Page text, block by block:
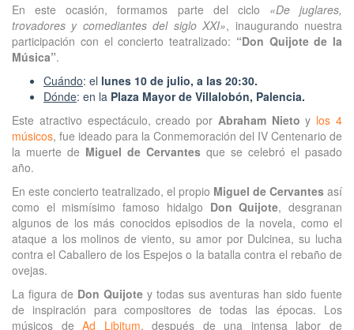
En este ocasión, formamos parte del ciclo «De juglares,
trovadores y comediantes del siglo XXI», inaugurando nuestra
participación con el concierto teatralizado: “Don Quijote de la
Música”.
Cuándo: el lunes 10 de julio, a las 20:30.
Dónde: en la Plaza Mayor de Villalobón, Palencia.
Este atractivo espectáculo, creado por Abraham Nieto y los 4
músicos, fue ideado para la Conmemoración del IV Centenario de
la muerte de Miguel de Cervantes que se celebró el pasado
año.
En este concierto teatralizado, el propio Miguel de Cervantes así
como el mismísimo famoso hidalgo Don Quijote, desgranan
algunos de los más conocidos episodios de la novela, como el
ataque a los molinos de viento, su amor por Dulcinea, su lucha
contra el Caballero de los Espejos o la batalla contra el rebaño de
ovejas.
La figura de Don Quijote y todas sus aventuras han sido fuente
de inspiración para compositores de todas las épocas. Los
músicos deAd Libitum, después de una intensa labor de